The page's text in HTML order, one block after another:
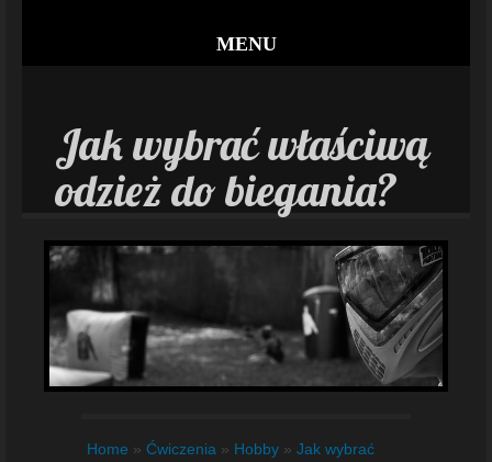
MENU
Jak wybrać właściwą
odzież do biegania?
Home » Ćwiczenia » Hobby » Jak wybrać